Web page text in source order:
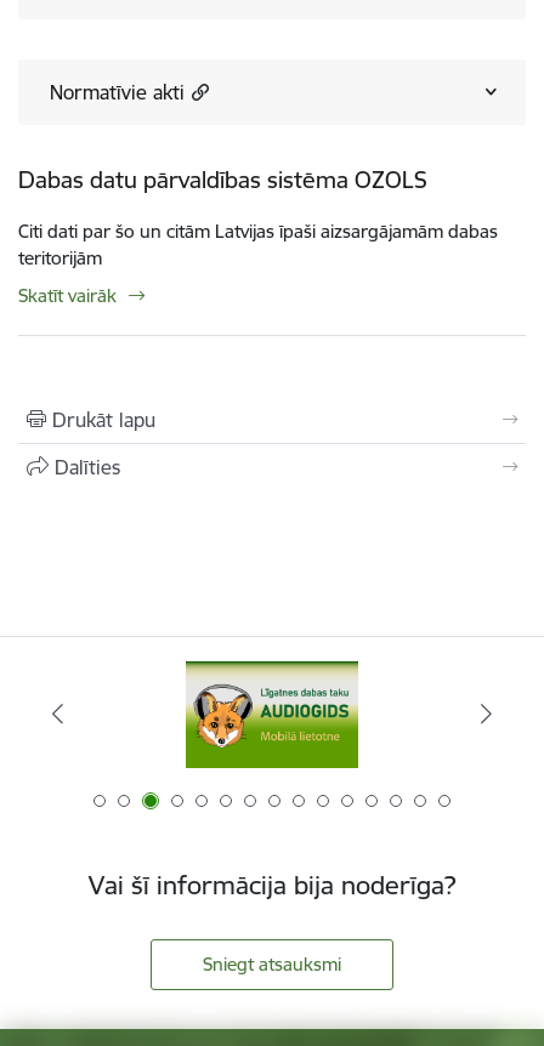
Normatīvie akti
Dabas datu pārvaldības sistēma OZOLS
Citi dati par šo un citām Latvijas īpaši aizsargājamām dabas
teritorijām
Skatīt vairāk
Drukāt lapu
Dalīties
Vai šī informācija bija noderīga?
Sniegt atsauksmi